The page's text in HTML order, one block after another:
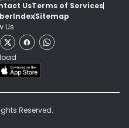
UsTerms of Services
IndexSitemap
Us
Reserved.